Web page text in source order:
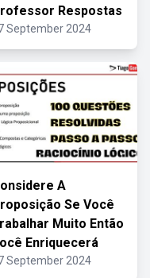
Respostas
September 2024
A
Se Você
Muito Então
Enriquecerá
September 2024